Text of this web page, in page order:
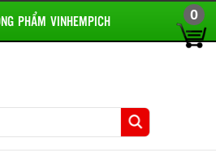
PHẨM VINHEMPICH 0